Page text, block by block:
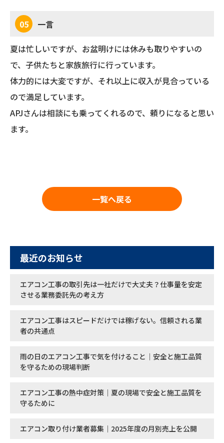
05 一言
夏は忙しいですが、お盆明けには休みも取りやすいの
で、子供たちと家族旅行に行っています。
体力的には大変ですが、それ以上に収入が見合っている
ので満足しています。
APJさんは相談にも乗ってくれるので、頼りになると思い
ます。
一覧へ戻る
最近のお知らせ
エアコン工事の取引先は一社だけで大丈夫？仕事量を安定
させる業務委託先の考え方
エアコン工事はスピードだけでは稼げない。信頼される業
者の共通点
雨の日のエアコン工事で気を付けること｜安全と施工品質
を守るための現場判断
エアコン工事の熱中症対策｜夏の現場で安全と施工品質を
守るために
エアコン取り付け業者募集｜2025年度の月別売上を公開